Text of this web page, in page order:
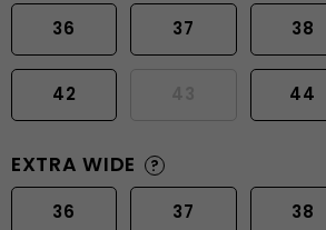
36 37 38
42 44
EXTRA WIDE ?
36 37 38